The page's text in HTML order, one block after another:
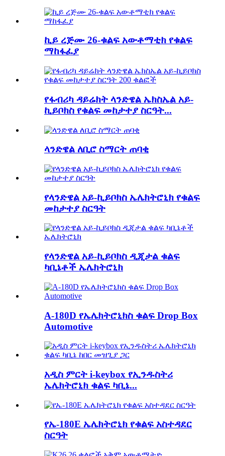
ኪይ ረጅሙ 26-ቁልፍ አውቶማቲክ የቁልፍ
ማከፋፈያ
የፋብሪካ ዳይሬክት ላንድዌል ኤክስኤል አይ-
ኪይቦክስ የቁልፍ መከታተያ ስርዓት...
ላንድዌል ለቢሮ ስማርት ጠባቂ
የላንድዌል አይ-ኪይቦክስ ኤሌክትሮኒክ የቁልፍ
መከታተያ ስርዓት
የላንድዌል አይ-ኪይቦክስ ዲጂታል ቁልፍ
ካቢኔቶች ኤሌክትሮኒክ
A-180D የኤሌክትሮኒክስ ቁልፍ Drop Box
Automotive
አዲስ ምርት i-keybox የኢንዱስትሪ
ኤሌክትሮኒክ ቁልፍ ካቢኔ...
የኤ-180E ኤሌክትሮኒክ የቁልፍ አስተዳደር
ስርዓት